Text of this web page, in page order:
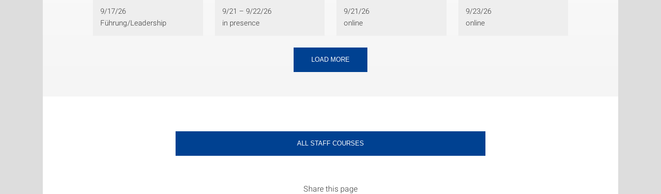
9/17/26
Führung/Leadership
9/21 – 9/22/26
in presence
9/21/26
online
9/23/26
online
LOAD MORE
ALL STAFF COURSES
Share this page